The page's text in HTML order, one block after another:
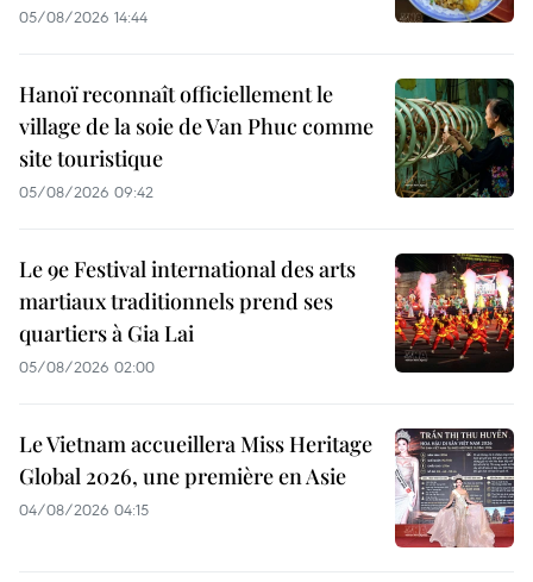
05/08/2026 14:44
Hanoï reconnaît officiellement le
village de la soie de Van Phuc comme
site touristique
05/08/2026 09:42
Le 9e Festival international des arts
martiaux traditionnels prend ses
quartiers à Gia Lai
05/08/2026 02:00
Le Vietnam accueillera Miss Heritage
Global 2026, une première en Asie
04/08/2026 04:15